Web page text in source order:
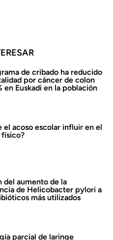
de cribado ha reducido
por cáncer de colon
en Euskadi en la población
el acoso escolar influir en el
físico?
del aumento de la
de Helicobacter pylori a
más utilizados
parcial de laringe